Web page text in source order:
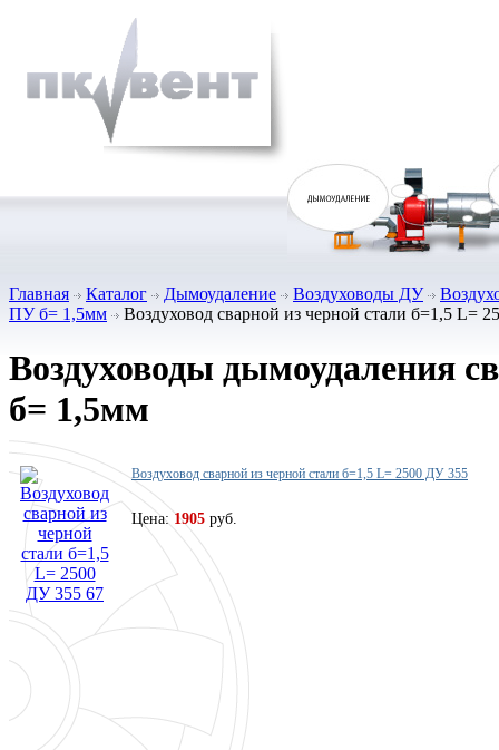
Главная Каталог Дымоудаление Воздуховоды ДУ
ПУ б= 1,5мм
Воздуховод сварной из черной стали б=1,5 L=
Воздуховоды дымоудаления
б= 1,5мм
Воздуховод сварной из черной стали б=1,5 L= 2500 ДУ 355
Цена: 1905 руб.